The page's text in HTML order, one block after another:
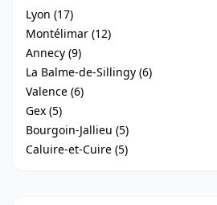
Lyon (17)
Montélimar (12)
Annecy (9)
La Balme-de-Sillingy (6)
Valence (6)
Gex (5)
Bourgoin-Jallieu (5)
Caluire-et-Cuire (5)